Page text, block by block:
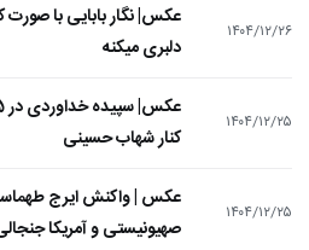
۱۴۰۴/۱۲/۲۶
عکس| نگار بابایی با
دلبری میکنه
۱۴۰۴/۱۲/۲۵
کنار شهاب حسینی
۱۴۰۴/۱۲/۲۵
عکس | واکنش ایرج
صهیونیستی و آمریکا